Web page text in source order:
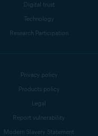
Digital trust
Technology
Research Participation
Privacy policy
Products policy
Legal
Report vulnerability
Modern Slavery Statement